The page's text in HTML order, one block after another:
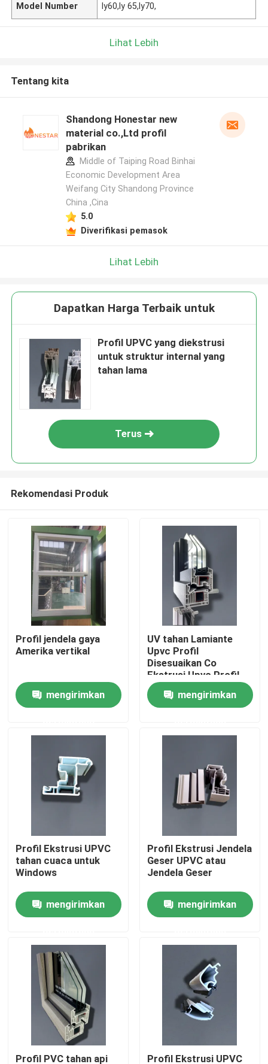
video
Tur Pabrik
Kontrol kualitas
Hubungi kami
Permintaan Penawaran
Profil Pintu UPVC
Profil Jendela UPVC
Model Number ly60,ly 65,ly70,
Lihat Lebih
Tentang kita
Shandong Honestar new
material co.,Ltd profil
pabrikan
Middle of Taiping Road Binhai
Economic Development Area
Weifang City Shandong Province
China ,Cina
5.0
Diverifikasi pemasok
Lihat Lebih
Dapatkan Harga Terbaik untuk
Profil UPVC yang diekstrusi
untuk struktur internal yang
tahan lama
Terus
Rekomendasi Produk
Profil jendela gaya
Amerika vertikal
mengirimkan
UV tahan Lamiante
Upvc Profil
Disesuaikan Co
Ekstrusi Upvc Profil
Untuk Jendela
mengirimkan
Profil Ekstrusi UPVC
tahan cuaca untuk
Windows
mengirimkan
Profil Ekstrusi Jendela
Geser UPVC atau
Jendela Geser
mengirimkan
Profil PVC tahan api Profil Ekstrusi UPVC